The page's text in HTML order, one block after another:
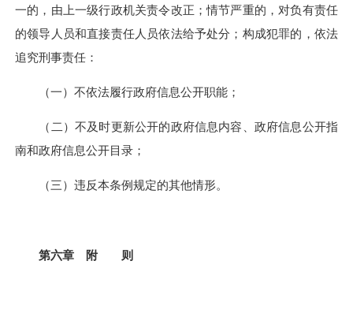
一的，由上一级行政机关责令改正；情节严重的，对负有责任
的领导人员和直接责任人员依法给予处分；构成犯罪的，依法
追究刑事责任：
（一）不依法履行政府信息公开职能；
（二）不及时更新公开的政府信息内容、政府信息公开指
南和政府信息公开目录；
（三）违反本条例规定的其他情形。
第六章 附 则